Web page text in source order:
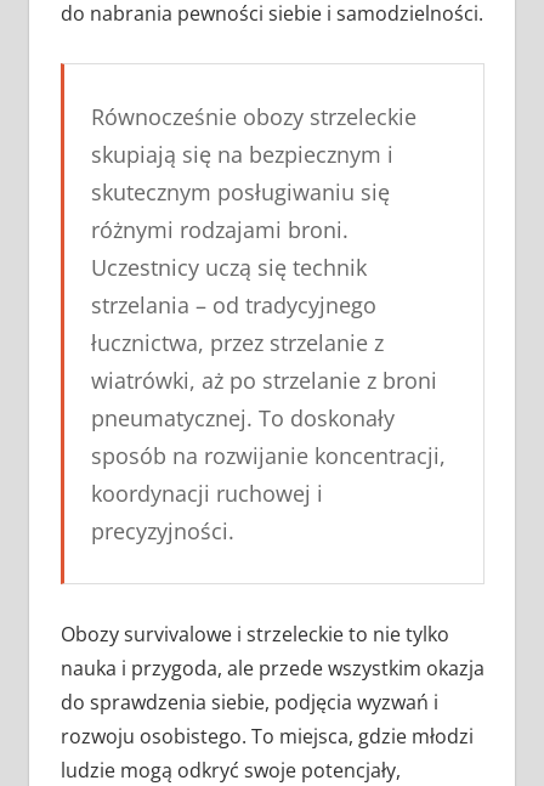
do nabrania pewności siebie i samodzielności.
Równocześnie obozy strzeleckie
skupiają się na bezpiecznym i
skutecznym posługiwaniu się
różnymi rodzajami broni.
Uczestnicy uczą się technik
strzelania – od tradycyjnego
łucznictwa, przez strzelanie z
wiatrówki, aż po strzelanie z broni
pneumatycznej. To doskonały
sposób na rozwijanie koncentracji,
koordynacji ruchowej i
precyzyjności.
Obozy survivalowe i strzeleckie to nie tylko
nauka i przygoda, ale przede wszystkim okazja
do sprawdzenia siebie, podjęcia wyzwań i
rozwoju osobistego. To miejsca, gdzie młodzi
ludzie mogą odkryć swoje potencjały,